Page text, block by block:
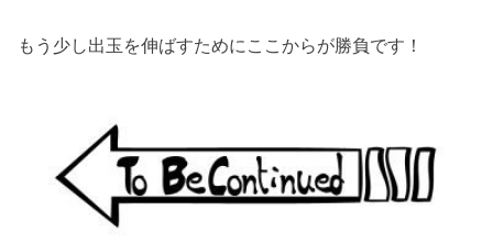
もう少し出玉を伸ばすためにここからが勝負です！